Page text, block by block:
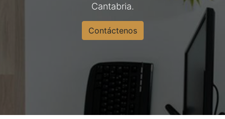
Cantabria.
Contáctenos